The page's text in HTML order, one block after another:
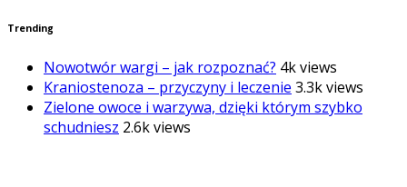
Trending
Nowotwór wargi – jak rozpoznać? 4k views
Kraniostenoza – przyczyny i leczenie 3.3k views
Zielone owoce i warzywa, dzięki którym szybko
schudniesz 2.6k views